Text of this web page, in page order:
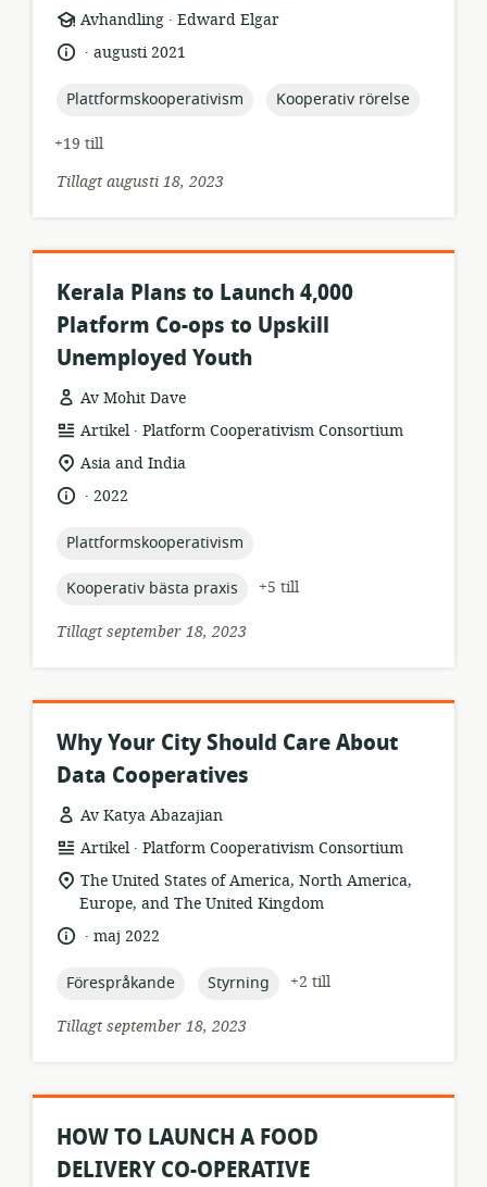
resursformat:
Avhandling .
utgivare:
Edward Elgar
språk:
.
publiceringsdatum:
augusti 2021
topic:
Plattformskooperativism topic:
Kooperativ rörelse
+19 till
Tillagt augusti 18, 2023
Kerala Plans to Launch 4,000
Platform Co-ops to Upskill
Unemployed Youth
Av Mohit Dave
resursformat:
Artikel .
utgivare:
Platform Cooperativism Consortium
relevant
plats:
Asia and India
språk:
.
publiceringsdatum:
2022
topic:
Plattformskooperativism
topic:
Kooperativ bästa praxis
+5 till
Tillagt september 18, 2023
Why Your City Should Care About
Data Cooperatives
Av Katya Abazajian
resursformat:
Artikel .
utgivare:
Platform Cooperativism Consortium
relevant
plats:
The United States of America, North America,
Europe, and The United Kingdom
språk:
.
publiceringsdatum:
maj 2022
topic:
Förespråkande topic:
Styrning
+2 till
Tillagt september 18, 2023
HOW TO LAUNCH A FOOD
DELIVERY CO-OPERATIVE